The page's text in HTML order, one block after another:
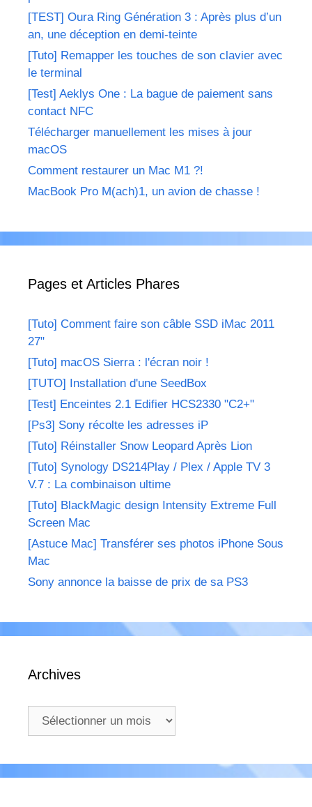
[TEST] Oura Ring Génération 3 : Après plus d’un
an, une déception en demi-teinte
[Tuto] Remapper les touches de son clavier avec
le terminal
[Test] Aeklys One : La bague de paiement sans
contact NFC
Télécharger manuellement les mises à jour
macOS
Comment restaurer un Mac M1 ?!
MacBook Pro M(ach)1, un avion de chasse !
Pages et Articles Phares
[Tuto] Comment faire son câble SSD iMac 2011
27"
[Tuto] macOS Sierra : l'écran noir !
[TUTO] Installation d'une SeedBox
[Test] Enceintes 2.1 Edifier HCS2330 "C2+"
[Ps3] Sony récolte les adresses iP
[Tuto] Réinstaller Snow Leopard Après Lion
[Tuto] Synology DS214Play / Plex / Apple TV 3
V.7 : La combinaison ultime
[Tuto] BlackMagic design Intensity Extreme Full
Screen Mac
[Astuce Mac] Transférer ses photos iPhone Sous
Mac
Sony annonce la baisse de prix de sa PS3
Archives
Archives